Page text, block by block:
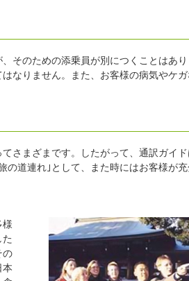
そのための添乗員が別につくことはあ
なりません。また、お客様の病気やケ
さまざまです。したがって、通訳ガイ
道連れ｣として、また時にはお客様が
様
の
本